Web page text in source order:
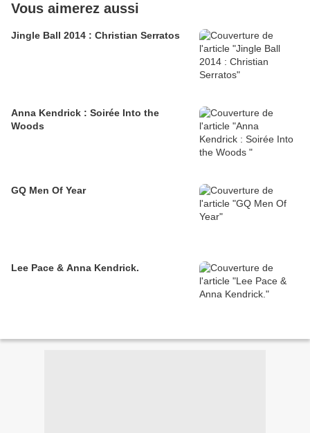
Vous aimerez aussi
Jingle Ball 2014 : Christian Serratos
Anna Kendrick : Soirée Into the
Woods
GQ Men Of Year
Lee Pace & Anna Kendrick.